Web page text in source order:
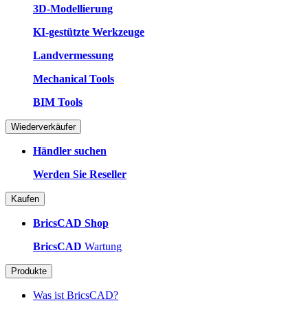
3D-Modellierung
KI-gestützte Werkzeuge
Landvermessung
Mechanical Tools
BIM Tools
Wiederverkäufer
Händler suchen
Werden Sie Reseller
Kaufen
BricsCAD Shop
BricsCAD Wartung
Produkte
Was ist BricsCAD?